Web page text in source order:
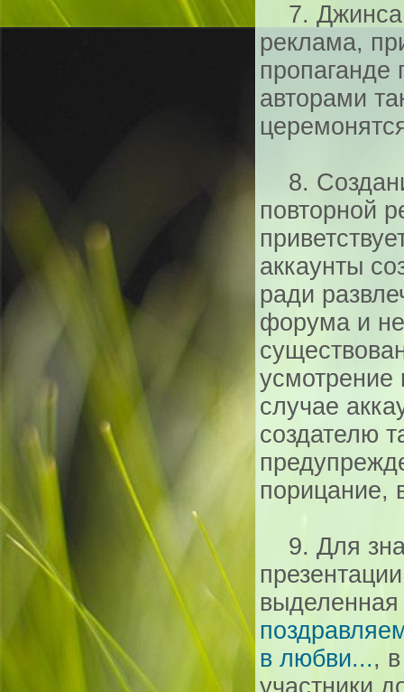
7. Джинса,
реклама,
пропаганде
авторами
8.
повторной
аккаунты
ради
форума и не
усмотрение
случае
создателю
порицание,
9. Для
в любви...,
участники